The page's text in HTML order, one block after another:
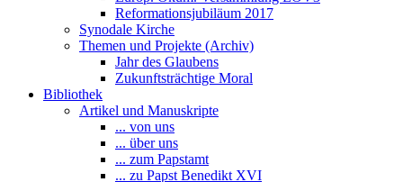
Reformationsjubiläum 2017
Synodale Kirche
Themen und Projekte (Archiv)
Jahr des Glaubens
Zukunftsträchtige Moral
Bibliothek
Artikel und Manuskripte
... von uns
... über uns
... zum Papstamt
... zu Papst Benedikt XVI